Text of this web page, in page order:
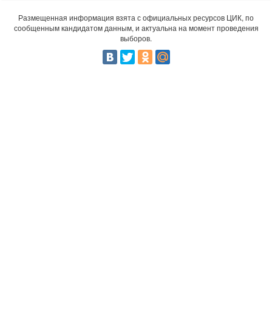
Размещенная информация взята с официальных ресурсов ЦИК, по
сообщенным кандидатом данным, и актуальна на момент проведения
выборов.